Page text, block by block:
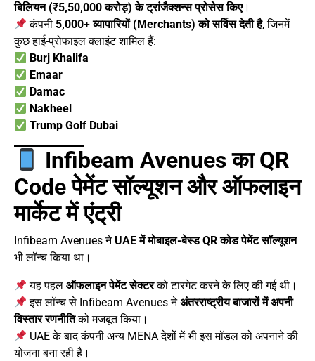
बिलियन (₹5,50,000 करोड़) के ट्रांजैक्शन्स प्रोसेस किए।
कंपनी5,000+ व्यापारियों (Merchants) को सर्विस देती है, जिनमें
कुछ हाई-प्रोफाइल क्लाइंट शामिल हैं:
Burj Khalifa
Emaar
Damac
Nakheel
Trump Golf Dubai
Infibeam Avenues का QR
Code पेमेंट सॉल्यूशन और ऑफलाइन
मार्केट में एंट्री
Infibeam Avenues नेUAE में मोबाइल-बेस्ड QR कोड पेमेंट सॉल्यूशन
भी लॉन्च किया था।
यह पहलऑफलाइन पेमेंट सेक्टरको टारगेट करने के लिए की गई थी।
इस लॉन्च से Infibeam Avenues नेअंतरराष्ट्रीय बाजारों में अपनी
विस्तार रणनीतिको मजबूत किया।
UAE के बाद कंपनी अन्य MENA देशों में भी इस मॉडल को अपनाने की
योजना बना रही है।